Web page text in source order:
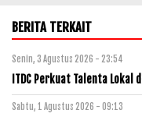
BERITA TERKAIT
Senin, 3 Agustus 2026 - 23:54
ITDC Perkuat Talenta Lokal
Sabtu, 1 Agustus 2026 - 09:13